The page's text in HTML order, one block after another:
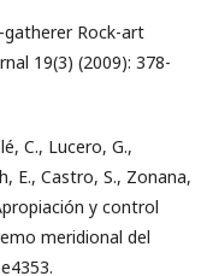
gatherer Rock-art
19(3) (2009): 378-
C., Lucero, G.,
E., Castro, S., Zonana,
y control
meridional del